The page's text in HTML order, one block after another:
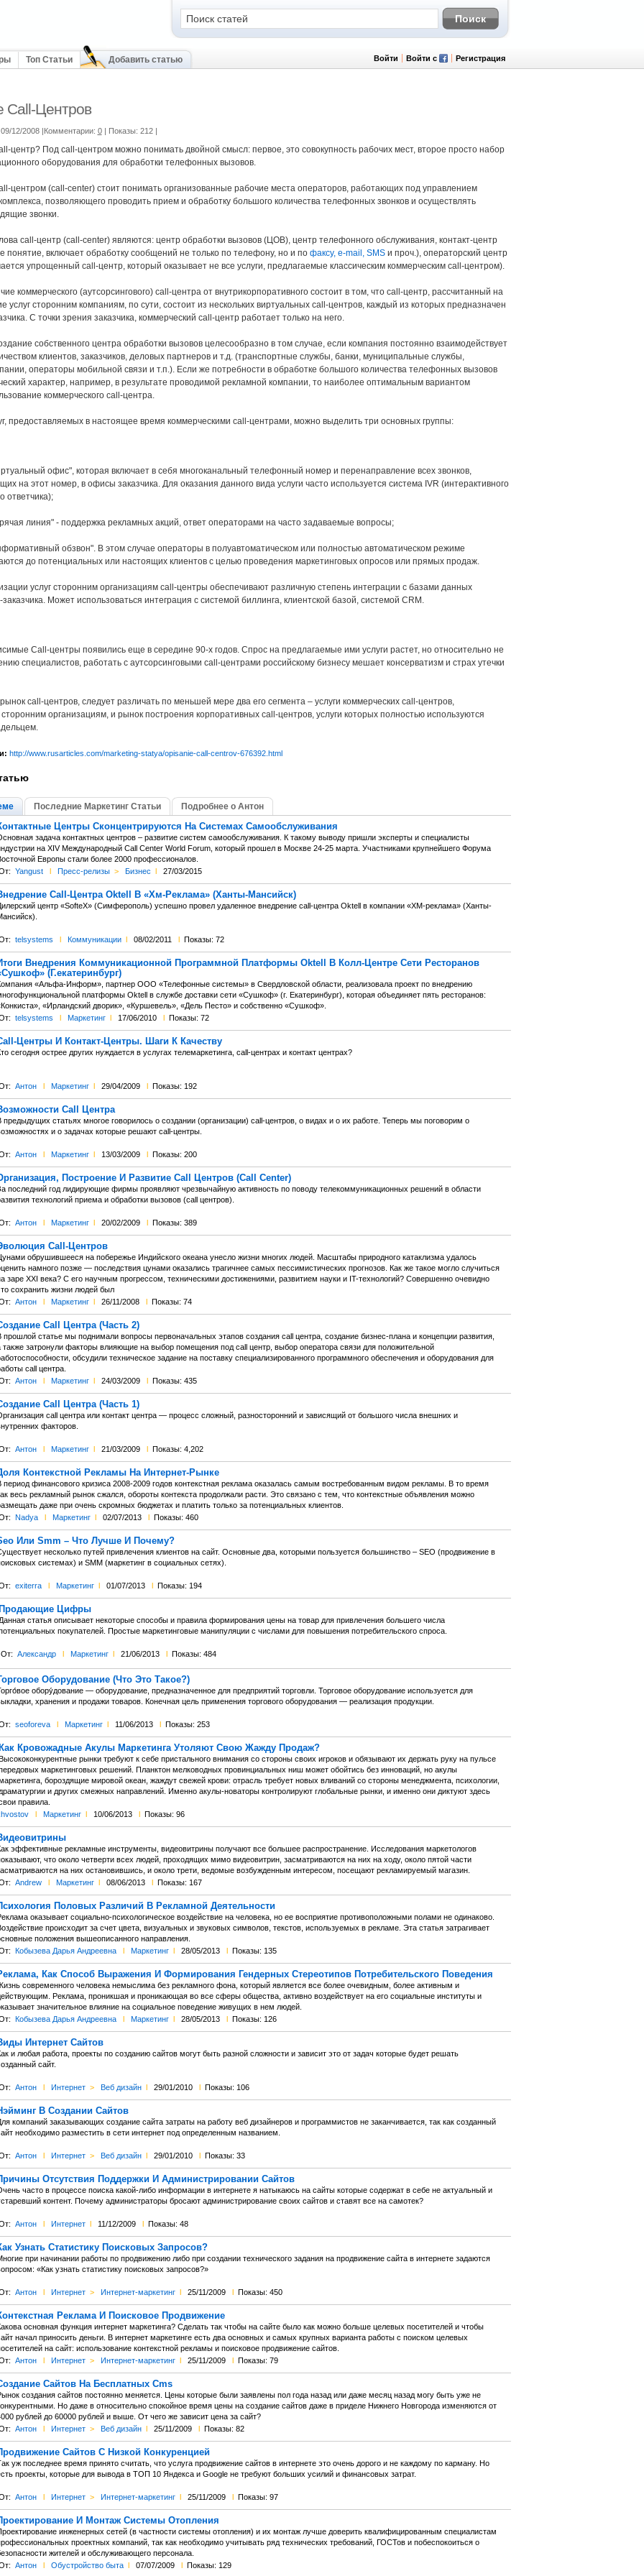
Топ Статьи Добавить статью Войти Войти с Регистрация
Call-Центров
12/2008 |Комментарии: 0 | Показы: 212 |
центр? Под call-центром можно понимать двойной смысл: первое, это совокупность рабочих мест, второе просто набор
оборудования для обработки телефонных вызовов.
центром (сall-center) стоит понимать организованные рабочие места операторов, работающих под управлением
позволяющего проводить прием и обработку большого количества телефонных звонков и осуществлять
звонки.
call-центр (сall-center) являются: центр обработки вызовов (ЦОВ), центр телефонного обслуживания, контакт-центр
понятие, включает обработку сообщений не только по телефону, но и по факсу, e-mail, SMSи проч.), операторский центр
упрощенный call-центр, который оказывает не все услуги, предлагаемые классическим коммерческим call-центром).
коммерческого (аутсорсингового) саll-центра от внутрикорпоративного состоит в том, что саll-центр, рассчитанный на
услуг сторонним компаниям, по сути, состоит из нескольких виртуальных саll-центров, каждый из которых предназначен
С точки зрения заказчика, коммерческий саll-центр работает только на него.
собственного центра обработки вызовов целесообразно в том случае, если компания постоянно взаимодействует
клиентов, заказчиков, деловых партнеров и т.д. (транспортные службы, банки, муниципальные службы,
операторы мобильной связи и т.п.). Если же потребности в обработке большого количества телефонных вызовов
характер, например, в результате проводимой рекламной компании, то наиболее оптимальным вариантом
коммерческого call-центра.
предоставляемых в настоящее время коммерческими саll-центрами, можно выделить три основных группы:
офис", которая включает в себя многоканальный телефонный номер и перенаправление всех звонков,
на этот номер, в офисы заказчика. Для оказания данного вида услуги часто используется система IVR (интерактивного
ответчика);
линия" - поддержка рекламных акций, ответ операторами на часто задаваемые вопросы;
обзвон". В этом случае операторы в полуавтоматическом или полностью автоматическом режиме
до потенциальных или настоящих клиентов с целью проведения маркетинговых опросов или прямых продаж.
услуг сторонним организациям call-центры обеспечивают различную степень интеграции с базами данных
Может использоваться интеграция с системой биллинга, клиентской базой, системой CRM.
Call-центры появились еще в середине 90-х годов. Спрос на предлагаемые ими услуги растет, но относительно не
специалистов, работать с аутсорсинговыми call-центрами российскому бизнесу мешает консерватизм и страх утечки
call-центров, следует различать по меньшей мере два его сегмента – услуги коммерческих call-центров,
организациям, и рынок построения корпоративных call-центров, услуги которых полностью используются
http://www.rusarticles.com/marketing-statya/opisanie-call-centrov-676392.html
Последние Маркетинг Статьи Подробнее о Антон
Центры Сконцентрируются На Системах Самообслуживания
задача контактных центров – развитие систем самообслуживания. К такому выводу пришли эксперты и специалисты
на XIV Международный Call Center World Forum, который прошел в Москве 24-25 марта. Участниками крупнейшего Форума
Европы стали более 2000 профессионалов.
Yangust l Пресс-релизы > Бизнес l 27/03/2015
Call-Центра Oktell В «Хм-Реклама» (Ханты-Мансийск)
центр «SofteX» (Симферополь) успешно провел удаленное внедрение call-центра Oktell в компании «ХМ-реклама» (Ханты-
telsystems l Коммуникации l 08/02/2011 l Показы: 72
Внедрения Коммуникационной Программной Платформы Oktell В Колл-Центре Сети Ресторанов
(Г.екатеринбург)
«Альфа-Информ», партнер ООО «Телефонные системы» в Свердловской области, реализовала проект по внедрению
платформы Oktell в службе доставки сети «Сушкоф» (г. Екатеринбург), которая объединяет пять ресторанов:
«Ирландский дворик», «Куршевель», «Дель Песто» и собственно «Сушкоф».
telsystems l Маркетинг l 17/06/2010 l Показы: 72
Центры И Контакт-Центры. Шаги К Качеству
сегодня острее других нуждается в услугах телемаркетинга, саll-центрах и контакт центрах?
Антон l Маркетинг l 29/04/2009 l Показы: 192
Call Центра
предыдущих статьях многое говорилось о создании (организации) call-центров, о видах и о их работе. Теперь мы поговорим о
и о задачах которые решают call-центры.
Антон l Маркетинг l 13/03/2009 l Показы: 200
Построение И Развитие Call Центров (Call Center)
последний год лидирующие фирмы проявляют чрезвычайную активность по поводу телекоммуникационных решений в области
технологий приема и обработки вызовов (call центров).
Антон l Маркетинг l 20/02/2009 l Показы: 389
Call-Центров
обрушившееся на побережье Индийского океана унесло жизни многих людей. Масштабы природного катаклизма удалось
намного позже — последствия цунами оказались трагичнее самых пессимистических прогнозов. Как же такое могло случиться
заре XXI века? С его научным прогрессом, техническими достижениями, развитием науки и IT-технологий? Совершенно очевидно
сохранить жизни людей был
Антон l Маркетинг l 26/11/2008 l Показы: 74
Call Центра (Часть 2)
прошлой статье мы поднимали вопросы первоначальных этапов создания call центра, создание бизнес-плана и концепции развития,
также затронули факторы влияющие на выбор помещения под call центр, выбор оператора связи для положительной
обсудили техническое задание на поставку специализированного программного обеспечения и оборудования для
call центра.
Антон l Маркетинг l 24/03/2009 l Показы: 435
Call Центра (Часть 1)
call центра или контакт центра — процесс сложный, разносторонний и зависящий от большого числа внешних и
факторов.
Антон l Маркетинг l 21/03/2009 l Показы: 4,202
Контекстной Рекламы На Интернет-Рынке
период финансового кризиса 2008-2009 годов контекстная реклама оказалась самым востребованным видом рекламы. В то время
весь рекламный рынок сжался, обороты контекста продолжали расти. Это связано с тем, что контекстные объявления можно
даже при очень скромных бюджетах и платить только за потенциальных клиентов.
Nadya l Маркетинг l 02/07/2013 l Показы: 460
Или Smm – Что Лучше И Почему?
несколько путей привлечения клиентов на сайт. Основные два, которыми пользуется большинство – SEO (продвижение в
системах) и SMM (маркетинг в социальных сетях).
exiterra l Маркетинг l 01/07/2013 l Показы: 194
Цифры
статья описывает некоторые способы и правила формирования цены на товар для привлечения большего числа
покупателей. Простые маркетинговые манипуляции с числами для повышения потребительского спроса.
От: Александр l Маркетинг l 21/06/2013 l Показы: 484
Оборудование (Что Это Такое?)
обору́дование — оборудование, предназначенное для предприятий торговли. Торговое оборудование используется для
хранения и продажи товаров. Конечная цель применения торгового оборудования — реализация продукции.
seoforeva l Маркетинг l 11/06/2013 l Показы: 253
Кровожадные Акулы Маркетинга Утоляют Свою Жажду Продаж?
рынки требуют к себе пристального внимания со стороны своих игроков и обязывают их держать руку на пульсе
маркетинговых решений. Планктон мелководных провинциальных ниш может обойтись без инноваций, но акулы
бороздящие мировой океан, жаждут свежей крови: отрасль требует новых вливаний со стороны менеджмента, психологии,
и других смежных направлений. Именно акулы-новаторы контролируют глобальные рынки, и именно они диктуют здесь
правила.
l Маркетинг l 10/06/2013 l Показы: 96
эффективные рекламные инструменты, видеовитрины получают все большее распространение. Исследования маркетологов
что около четверти всех людей, проходящих мимо видеовитрин, засматриваются на них на ходу, около пятой части
на них остановившись, и около трети, ведомые возбужденным интересом, посещают рекламируемый магазин.
Andrew l Маркетинг l 08/06/2013 l Показы: 167
Половых Различий В Рекламной Деятельности
оказывает социально-психологическое воздействие на человека, но ее восприятие противоположными полами не одинаково.
происходит за счет цвета, визуальных и звуковых символов, текстов, используемых в рекламе. Эта статья затрагивает
положения вышеописанного направления.
Кобызева Дарья Андреевна l Маркетинг l 28/05/2013 l Показы: 135
Как Способ Выражения И Формирования Гендерных Стереотипов Потребительского Поведения
современного человека немыслима без рекламного фона, который является все более очевидным, более активным и
Реклама, проникшая и проникающая во все сферы общества, активно воздействует на его социальные институты и
значительное влияние на социальное поведение живущих в нем людей.
Кобызева Дарья Андреевна l Маркетинг l 28/05/2013 l Показы: 126
Интернет Сайтов
и любая работа, проекты по созданию сайтов могут быть разной сложности и зависит это от задач которые будет решать
сайт.
Антон l Интернет > Веб дизайн l 29/01/2010 l Показы: 106
В Создании Сайтов
компаний заказывающих создание сайта затраты на работу веб дизайнеров и программистов не заканчивается, так как созданный
необходимо разместить в сети интернет под определенным названием.
Антон l Интернет > Веб дизайн l 29/01/2010 l Показы: 33
Отсутствия Поддержки И Администрировании Сайтов
часто в процессе поиска какой-либо информации в интернете я натыкаюсь на сайты которые содержат в себе не актуальный и
контент. Почему администраторы бросают администрирование своих сайтов и ставят все на самотек?
Антон l Интернет l 11/12/2009 l Показы: 48
Узнать Статистику Поисковых Запросов?
при начинании работы по продвижению либо при создании технического задания на продвижение сайта в интернете задаются
«Как узнать статистику поисковых запросов?»
Антон l Интернет > Интернет-маркетинг l 25/11/2009 l Показы: 450
Реклама И Поисковое Продвижение
основная функция интернет маркетинга? Сделать так чтобы на сайте было как можно больше целевых посетителей и чтобы
начал приносить деньги. В интернет маркетинге есть два основных и самых крупных варианта работы с поиском целевых
на сайт: использование контекстной рекламы и поисковое продвижение сайтов.
Антон l Интернет > Интернет-маркетинг l 25/11/2009 l Показы: 79
Сайтов На Бесплатных Cms
создания сайтов постоянно меняется. Цены которые были заявлены пол года назад или даже месяц назад могу быть уже не
Но даже в относительно спокойное время цены на создание сайтов даже в приделе Нижнего Новгорода изменяются от
рублей до 60000 рублей и выше. От чего же зависит цена за сайт?
Антон l Интернет > Веб дизайн l 25/11/2009 l Показы: 82
Сайтов С Низкой Конкуренцией
уж последнее время принято считать, что услуга продвижение сайтов в интернете это очень дорого и не каждому по карману. Но
проекты, которые для вывода в ТОП 10 Яндекса и Google не требуют больших усилий и финансовых затрат.
Антон l Интернет > Интернет-маркетинг l 25/11/2009 l Показы: 97
И Монтаж Системы Отопления
инженерных сетей (в частности системы отопления) и их монтаж лучше доверить квалифицированным специалистам
проектных компаний, так как необходимо учитывать ряд технических требований, ГОСТов и побеспокоиться о
жителей и обслуживающего персонала.
Антон l Обустройство быта l 07/07/2009 l Показы: 129